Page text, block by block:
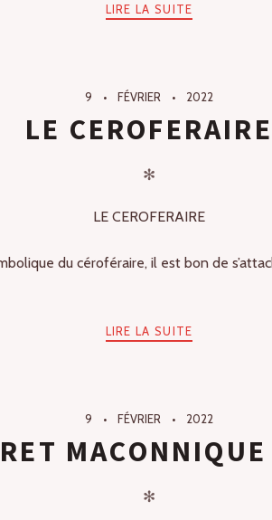
LIRE LA SUITE
9 FÉVRIER 2022
LE CEROFERAIRE
✻
LE CEROFERAIRE
du céroféraire, il est bon de
LIRE LA SUITE
9 FÉVRIER 2022
✻